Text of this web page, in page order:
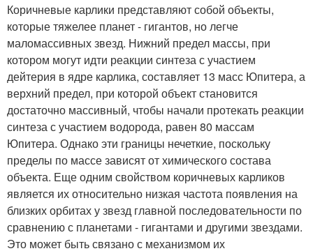
Коричневые карлики представляют собой объекты,
которые тяжелее планет - гигантов, но легче
маломассивных звезд. Нижний предел массы, при
котором могут идти реакции синтеза с участием
дейтерия в ядре карлика, составляет 13 масс Юпитера, а
верхний предел, при которой объект становится
достаточно массивный, чтобы начали протекать реакции
синтеза с участием водорода, равен 80 массам
Юпитера. Однако эти границы нечеткие, поскольку
пределы по массе зависят от химического состава
объекта. Еще одним свойством коричневых карликов
является их относительно низкая частота появления на
близких орбитах у звезд главной последовательности по
сравнению с планетами - гигантами и другими звездами.
Это может быть связано с механизмом их